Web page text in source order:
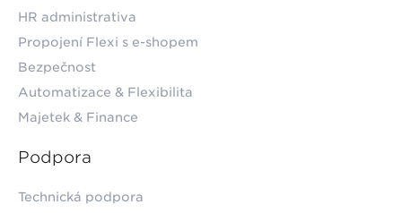
HR administrativa
Propojení Flexi s e-shopem
Bezpečnost
Automatizace & Flexibilita
Majetek & Finance
Podpora
Technická podpora